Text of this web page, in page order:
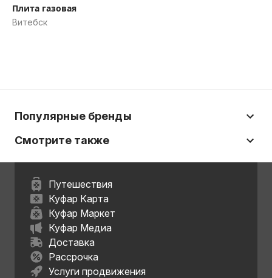
Плита газовая
Витебск
Популярные бренды
Смотрите также
Путешествия
Куфар Карта
Куфар Маркет
Куфар Медиа
Доставка
Рассрочка
Услуги продвижения